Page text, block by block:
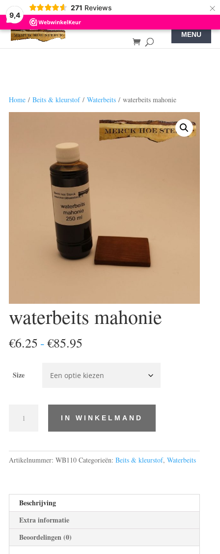
9,4
271 Reviews ×
Home/ Beits & kleurstof/ Waterbeits/ waterbeits mahonie
waterbeits mahonie
€6.25 -€85.95Prijsklasse:
tot
€85.95
Size
mahonie
IN WINKELMAND
Artikelnummer: WB110 Categorieën: Beits & kleurstof, Waterbeits
Beschrijving
Extra informatie
Beoordelingen (0)